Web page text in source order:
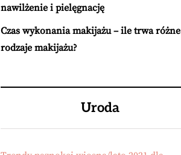
nawilżenie i pielęgnację
Czas wykonania makijażu – ile trwa różne
rodzaje makijażu?
Uroda